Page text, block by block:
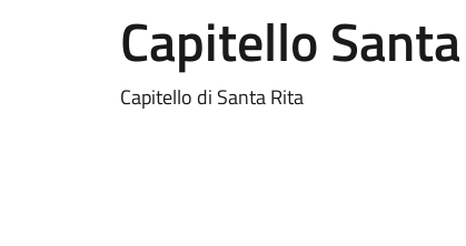
Capitello
Capitello di Santa Rita